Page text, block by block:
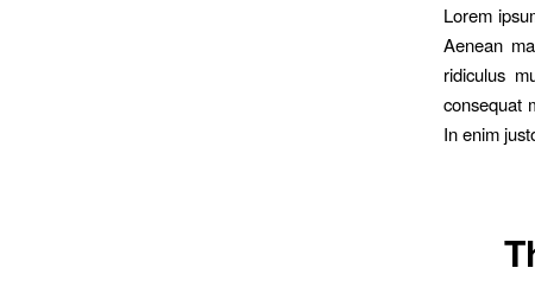
Lorem
Aenean
ridiculus
consequat
In enim